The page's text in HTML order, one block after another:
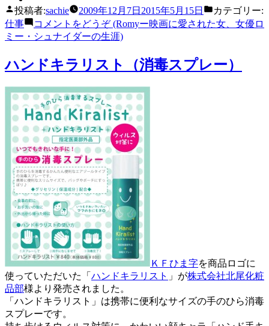
投稿者:sachie 2009年12月7日 2015年5月15日
カテゴリー:
仕事
コメントをどうぞ(Romyー映画に愛された女、女優ロ
ミー・シュナイダーの生涯)
ハンドキラリスト（消毒スプレー）
ＫＦひま字を商品ロゴに
使っていただいた「 ハンドキラリスト 」が株式会社北尾化粧
品部様より発売されました。
「ハンドキラリスト」は携帯に便利なサイズの手のひら消毒
スプレーです。